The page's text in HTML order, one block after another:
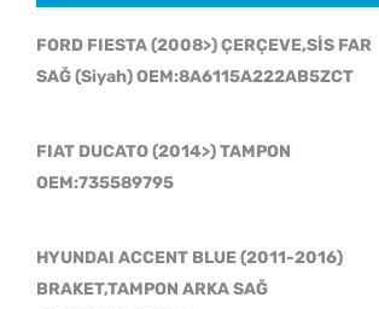
FORD FIESTA (2008>) ÇERÇEVE,SİS FAR
SAĞ (Siyah) OEM:8A6115A222AB5ZCT
FIAT DUCATO (2014>) TAMPON
OEM:735589795
HYUNDAI ACCENT BLUE (2011-2016)
BRAKET,TAMPON ARKA SAĞ